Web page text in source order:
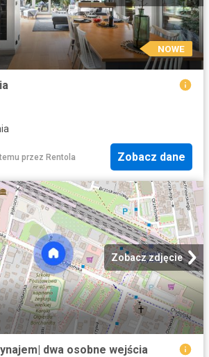
NOWE
przez Rentola Zobacz dane
Zobacz zdjęcie
dwa osobne wejścia